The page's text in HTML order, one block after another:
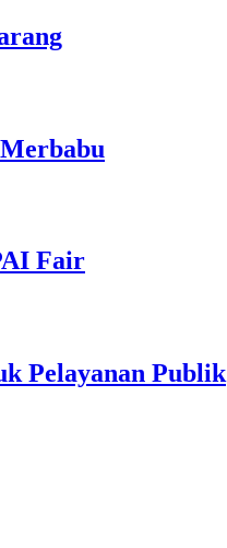
Fair
Pelayanan Publik